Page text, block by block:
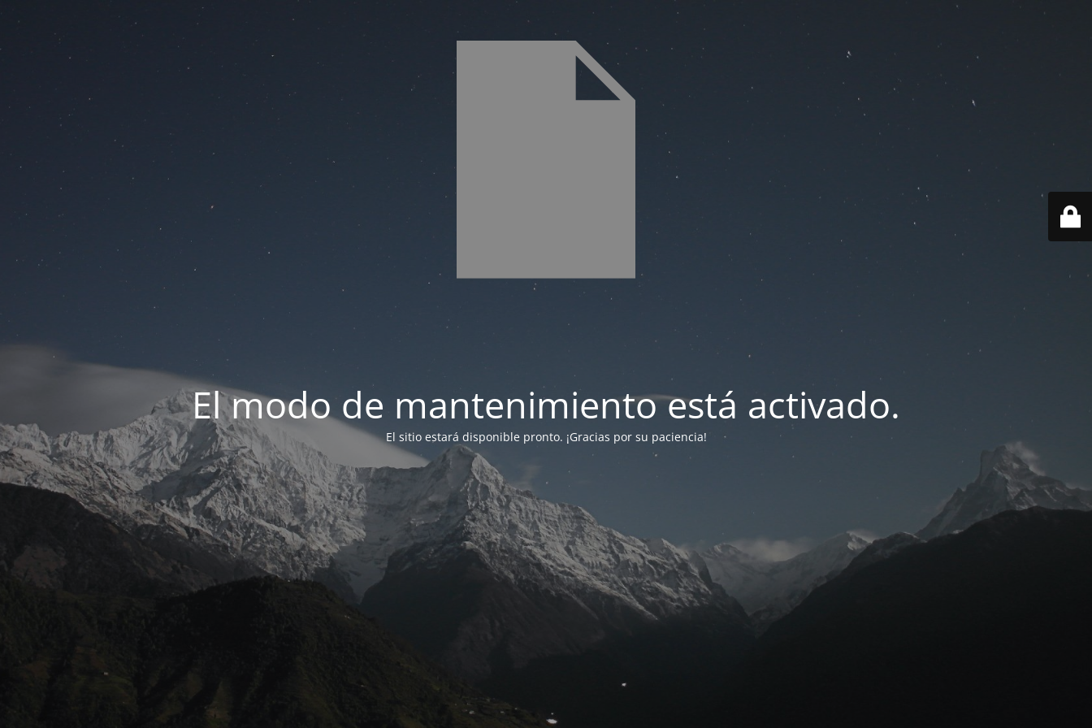
El modo de mantenimiento está activado.
El sitio estará disponible pronto. ¡Gracias por su paciencia!